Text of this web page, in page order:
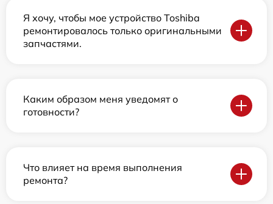
Я хочу, чтобы мое устройство Toshiba
ремонтировалось только оригинальными
запчастями.
Каким образом меня уведомят о
готовности?
Что влияет на время выполнения
ремонта?